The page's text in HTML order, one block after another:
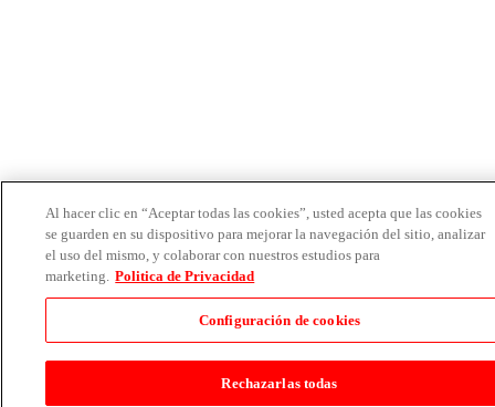
Al hacer clic en “Aceptar todas las cookies”, usted acepta que las cookies
se guarden en su dispositivo para mejorar la navegación del sitio, analizar
el uso del mismo, y colaborar con nuestros estudios para
marketing. Politica de Privacidad
Configuración de cookies
Rechazarlas todas